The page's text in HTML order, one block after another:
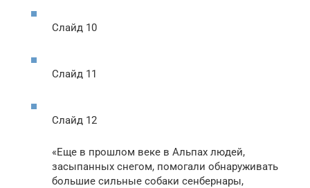
Слайд 10
Слайд 11
Слайд 12
«Еще в прошлом веке в Альпах людей,
засыпанных снегом, помогали обнаруживать
большие сильные собаки сенбернары,